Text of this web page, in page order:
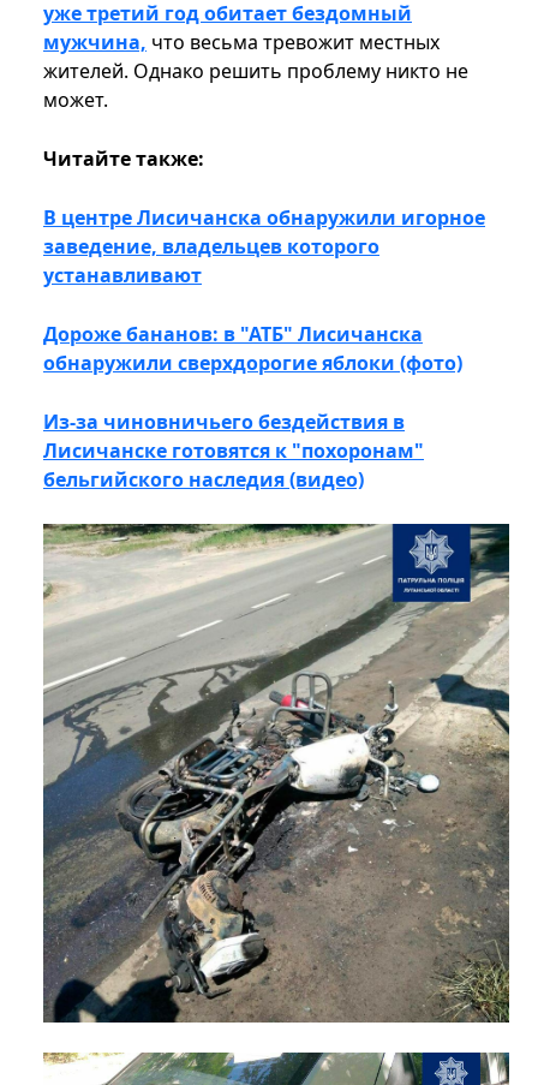
уже третий год обитает бездомный
мужчина, что весьма тревожит местных
жителей. Однако решить проблему никто не
может.
Читайте также:
В центре Лисичанска обнаружили игорное
заведение, владельцев которого
устанавливают
Дороже бананов: в "АТБ" Лисичанска
обнаружили сверхдорогие яблоки (фото)
Из-за чиновничьего бездействия в
Лисичанске готовятся к "похоронам"
бельгийского наследия (видео)